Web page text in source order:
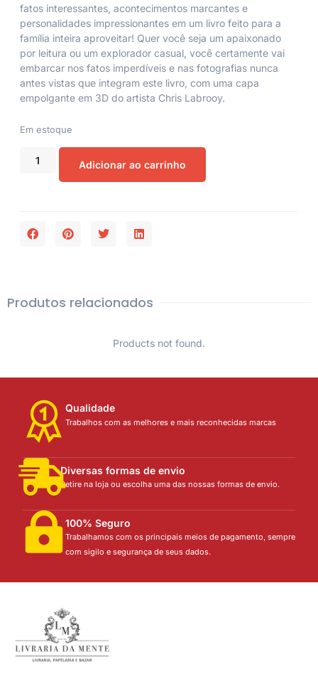
fatos interessantes, acontecimentos marcantes e
personalidades impressionantes em um livro feito para a
família inteira aproveitar! Quer você seja um apaixonado
por leitura ou um explorador casual, você certamente vai
embarcar nos fatos imperdíveis e nas fotografias nunca
antes vistas que integram este livro, com uma capa
empolgante em 3D do artista Chris Labrooy.
Em estoque
Adicionar ao carrinho
Produtos relacionados
Products not found.
Qualidade
Trabalhos com as melhores e mais reconhecidas marcas
Diversas formas de envio
Retire na loja ou escolha uma das nossas formas de envio.
100% Seguro
Trabalhamos com os principais meios de pagamento, sempre
com sigilo e segurança de seus dados.